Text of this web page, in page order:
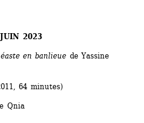
2023
en banlieue de Yassine
64 minutes)
Qnia